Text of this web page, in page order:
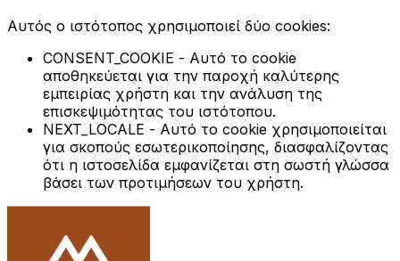
Αυτός ο ιστότοπος χρησιμοποιεί δύο cookies:
CONSENT_COOKIE - Αυτό το cookie
αποθηκεύεται για την παροχή καλύτερης
εμπειρίας χρήστη και την ανάλυση της
επισκεψιμότητας του ιστότοπου.
NEXT_LOCALE - Αυτό το cookie χρησιμοποιείται
για σκοπούς εσωτερικοποίησης, διασφαλίζοντας
ότι η ιστοσελίδα εμφανίζεται στη σωστή γλώσσα
βάσει των προτιμήσεων του χρήστη.